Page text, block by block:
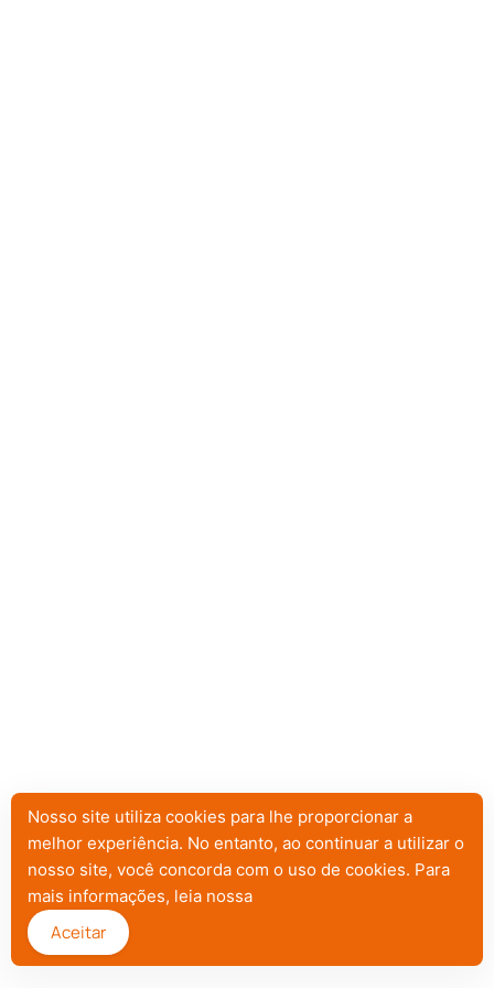
Nosso site utiliza cookies para lhe proporcionar a
melhor experiência. No entanto, ao continuar a utilizar o
nosso site, você concorda com o uso de cookies. Para
mais informações, leia nossa
Aceitar